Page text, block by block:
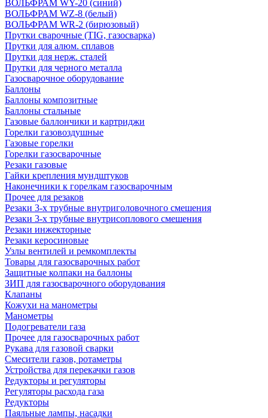
ВОЛЬФРАМ WY-20 (синий)
ВОЛЬФРАМ WZ-8 (белый)
ВОЛЬФРАМ WR-2 (бирюзовый)
Прутки сварочные (TIG, газосварка)
Прутки для алюм. сплавов
Прутки для нерж. сталей
Прутки для черного металла
Газосварочное оборудование
Баллоны
Баллоны композитные
Баллоны стальные
Газовые баллончики и картриджи
Горелки газовоздушные
Газовые горелки
Горелки газосварочные
Резаки газовые
Гайки крепления мундштуков
Наконечники к горелкам газосварочным
Прочее для резаков
Резаки 3-х трубные внутриголовочного смешения
Резаки 3-х трубные внутрисоплового смешения
Резаки инжекторные
Резаки керосиновые
Узлы вентилей и ремкомплекты
Товары для газосварочных работ
Защитные колпаки на баллоны
ЗИП для газосварочного оборудования
Клапаны
Кожухи на манометры
Манометры
Подогреватели газа
Прочее для газосварочных работ
Рукава для газовой сварки
Смесители газов, ротаметры
Устройства для перекачки газов
Редукторы и регуляторы
Регуляторы расхода газа
Редукторы
Паяльные лампы, насадки